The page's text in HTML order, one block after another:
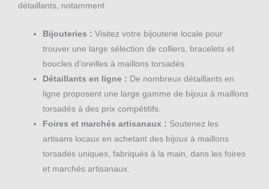
détaillants, notamment
Bijouteries : Visitez votre bijouterie locale pour
trouver une large sélection de colliers, bracelets et
boucles d'oreilles à maillons torsadés.
Détaillants en ligne : De nombreux détaillants en
ligne proposent une large gamme de bijoux à maillons
torsadés à des prix compétitifs.
Foires et marchés artisanaux : Soutenez les
artisans locaux en achetant des bijoux à maillons
torsadés uniques, fabriqués à la main, dans les foires
et marchés artisanaux.